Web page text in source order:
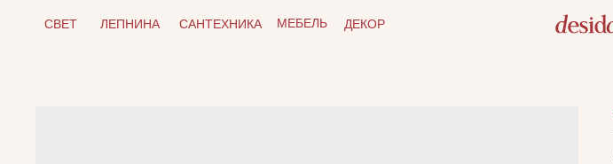
САНТЕХНИКА
ЛЕПНИНА ДЕКОР
СВЕТ МЕБЕЛЬ